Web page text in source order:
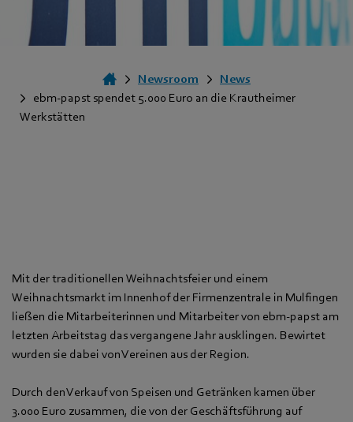
Newsroom
News
ebm-papst spendet 5.000 Euro an die Krautheimer
Werkstätten
Mit der traditionellen Weihnachtsfeier und einem
Weihnachtsmarkt im Innenhof der Firmenzentrale in Mulfingen
ließen die Mitarbeiterinnen und Mitarbeiter von ebm‑papst am
letzten Arbeitstag das vergangene Jahr ausklingen. Bewirtet
wurden sie dabei von Vereinen aus der Region.
Durch den Verkauf von Speisen und Getränken kamen über
3.000 Euro zusammen, die von der Geschäftsführung auf